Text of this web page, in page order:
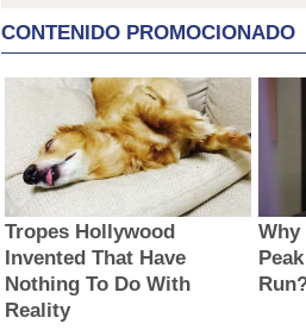
CONTENIDO PROMOCIONADO
Tropes Hollywood
Invented That Have
Nothing To Do With
Reality
Why